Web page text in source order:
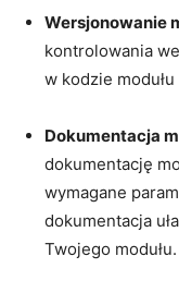
Wersjonowanie
kontrolowania⁤
⁤w kodzie
Dokumentacja
dokumentację
wymagane
dokumentacja
Twojego modułu.